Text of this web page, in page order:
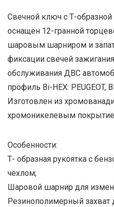
Свечной ключ с Т-образной
оснащён 12-гранной
шаровым шарниром и
фиксации свечей
обслуживания ДВС
профиль Bi-HEX: PEUGEOT,
Изготовлен из
хромоникелевым
Особенности:
Т- образная рукоятка с
чехлом;
Шаровой шарнир для
Резинополимерный